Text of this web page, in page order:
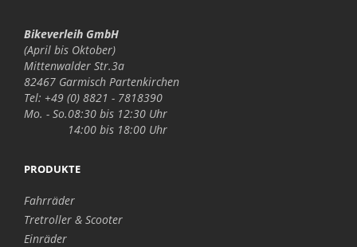
Bikeverleih GmbH
(April bis Oktober)
Mittenwalder Str.3a
82467 Garmisch Partenkirchen
Tel: +49 (0) 8821 - 7818390
Mo. - So.08:30 bis 12:30 Uhr
14:00 bis 18:00 Uhr
PRODUKTE
Fahrräder
Tretroller & Scooter
Einräder